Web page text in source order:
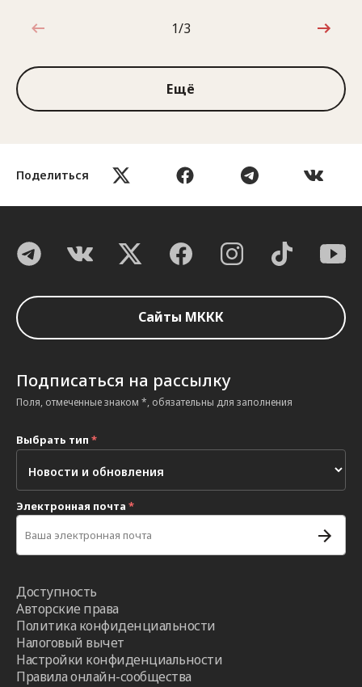
Поделиться
1 из 3
1/3
Ещё
Сайты МККК
Подписаться на рассылку
Поля, отмеченные знаком *, обязательны для заполнения
Выбрать тип *
Электронная почта *
Доступность
Авторские права
Политика конфиденциальности
Налоговый вычет
Настройки конфиденциальности
Правила онлайн-сообщества